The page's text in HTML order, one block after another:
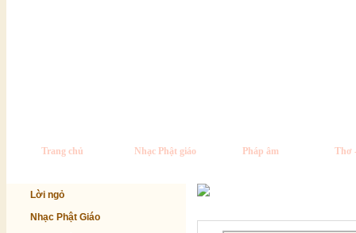
Trang chủ Nhạc Phật giáo Pháp âm Thơ
Lời ngỏ
Nhạc Phật Giáo